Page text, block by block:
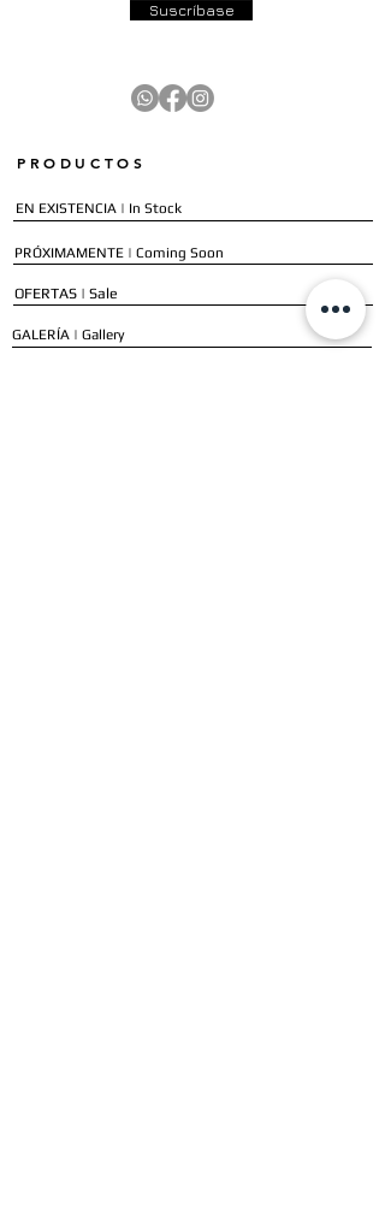
Suscríbase
PRODUCTOS
EN EXISTENCIA | In Stock
PRÓXIMAMENTE | Coming Soon
OFERTAS | Sale
GALERÍA | Gallery